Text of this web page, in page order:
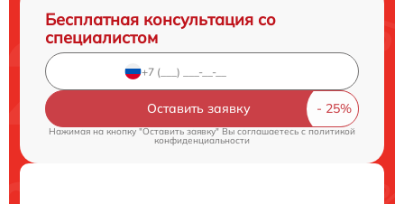
Бесплатная консультация со
специалистом
Оставить заявку
Нажимая на кнопку "Оставить заявку" Вы соглашаетесь cполитикой
конфиденциальности